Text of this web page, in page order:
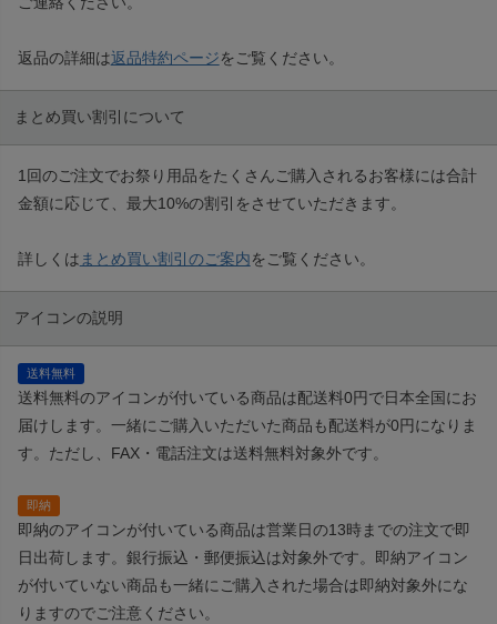
返品の詳細は返品特約ページをご覧ください。
まとめ買い割引について
1回のご注文でお祭り用品をたくさんご購入されるお客様には合計
金額に応じて、最大10%の割引をさせていただきます。
詳しくは まとめ買い割引のご案内をご覧ください。
アイコンの説明
送料無料
送料無料のアイコンが付いている商品は配送料0円で日本全国にお
届けします。一緒にご購入いただいた商品も配送料が0円になりま
す。ただし、FAX・電話注文は送料無料対象外です。
即納
即納のアイコンが付いている商品は営業日の13時までの注文で即
日出荷します。銀行振込・郵便振込は対象外です。即納アイコン
が付いていない商品も一緒にご購入された場合は即納対象外にな
りますのでご注意ください。